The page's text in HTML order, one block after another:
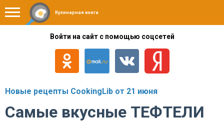
Кулинарная книга
Войти на сайт с помощью соцсетей
Новые рецепты CookingLib от 21 июня
Самые вкусные ТЕФТЕЛИ